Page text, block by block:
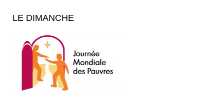
LE DIMANCHE